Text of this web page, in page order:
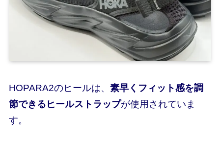
HOPARA2のヒールは、 素早くフィット感を調
節できるヒールストラップが使用されていま
す。